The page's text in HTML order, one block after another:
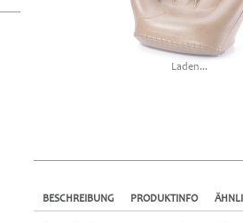
Laden...
BESCHREIBUNG PRODUKTINFO